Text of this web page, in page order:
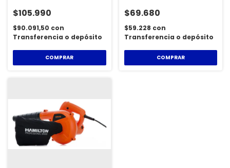
$105.990
$90.091,50 con
Transferencia o depósito
COMPRAR
$69.680
$59.228 con
Transferencia o depósito